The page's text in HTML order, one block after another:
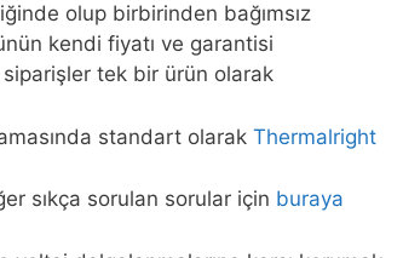
olup birbirinden bağımsız
kendi fiyatı ve garantisi
tek bir ürün olarak
standart olarakThermalright
sıkça sorulan sorular için buraya